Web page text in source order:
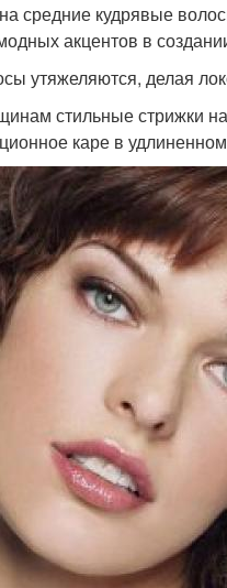
средние кудрявые
акцентов в
утяжеляются, делая
стильные стрижки
каре в